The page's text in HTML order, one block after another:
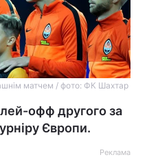
матчем / фото: ФК Шахтар
офф другого за
Європи.
Реклама